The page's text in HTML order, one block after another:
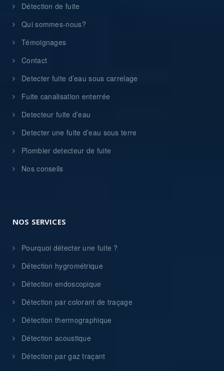
Détection de fuite
Qui sommes-nous?
Témoignages
Contact
Detecter fuite d’eau sous carrelage
Fuite canalisation enterrée
Detecteur fuite d’eau
Detecter une fuite d’eau sous terre
Plombier detecteur de fuite
Nos conseils
NOS SERVICES
Pourquoi détecter une fuite ?
Détection hygrométrique
Détection endoscopique
Détection par colorant de traçage
Détection thermographique
Détection acoustique
Détection par gaz traçant